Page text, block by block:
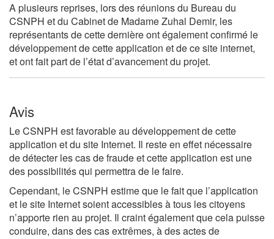
A plusieurs reprises, lors des réunions du Bureau du
CSNPH et du Cabinet de Madame Zuhal Demir, les
représentants de cette dernière ont également confirmé le
développement de cette application et de ce site internet,
et ont fait part de l’état d’avancement du projet.
Avis
Le CSNPH est favorable au développement de cette
application et du site Internet. Il reste en effet nécessaire
de détecter les cas de fraude et cette application est une
des possibilités qui permettra de le faire.
Cependant, le CSNPH estime que le fait que l’application
et le site Internet soient accessibles à tous les citoyens
n’apporte rien au projet. Il craint également que cela puisse
conduire, dans des cas extrêmes, à des actes de